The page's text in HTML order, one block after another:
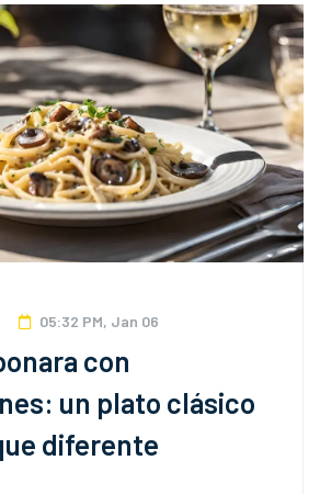
05:32 PM, Jan 06
con
un plato clásico
diferente